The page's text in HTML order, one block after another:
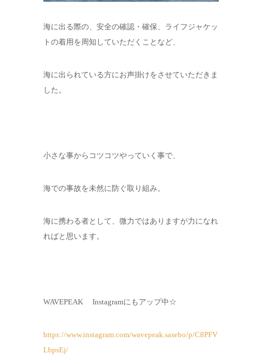
海に出る際の、安全の確認・確保、ライフジャケッ
トの着用を周知していただくことなど、
海に出られている方にお声掛けをさせていただきま
した。
小さな事からコツコツやっていく事で、
海での事故を未然に防ぐ取り組み。
海に携わる者として、微力ではありますが力になれ
ればと思います。
WAVEPEAK Instagramにもアップ中☆
https://www.instagram.com/wavepeak.sasebo/p/C8PFV
LbpsEj/